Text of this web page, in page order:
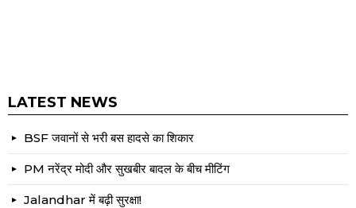
LATEST NEWS
BSF जवानों से भरी बस हादसे का शिकार
PM नरेंद्र मोदी और सुखबीर बादल के बीच मीटिंग
Jalandhar में बढ़ी सुरक्षा!